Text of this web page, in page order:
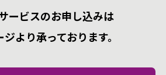
ービスのお申し込みは
より承っております。